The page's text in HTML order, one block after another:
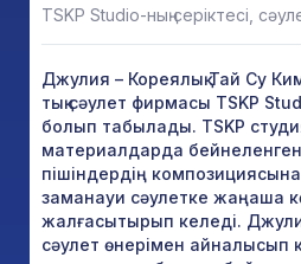
TSKP Studio-ның серіктесі,
Джулия – Кореялық Тай Су
тық сәулет фирмасы TSKP
болып табылады. TSKP
материалдарда
пішіндердің
заманауи сәулетке жаңаша
жалғасытырып келеді.
сәулет өнерімен айналысып